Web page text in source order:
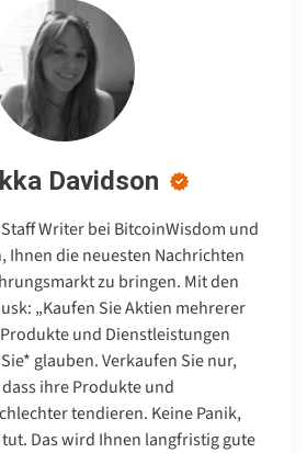
Davidson
Writer bei BitcoinWisdom und
Ihnen die neuesten Nachrichten
zu bringen. Mit den
„Kaufen Sie Aktien mehrerer
und Dienstleistungen
glauben. Verkaufen Sie nur,
ihre Produkte und
tendieren. Keine Panik,
Das wird Ihnen langfristig gute